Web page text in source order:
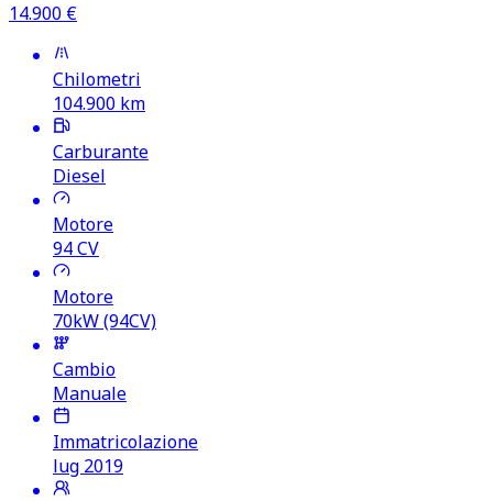
14.900 €
Chilometri
104.900 km
Carburante
Diesel
Motore
94CV
Motore
70kW (94CV)
Cambio
Manuale
Immatricolazione
lug 2019